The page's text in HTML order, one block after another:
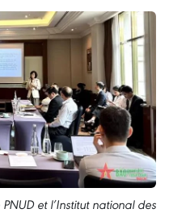
et l’Institut national des